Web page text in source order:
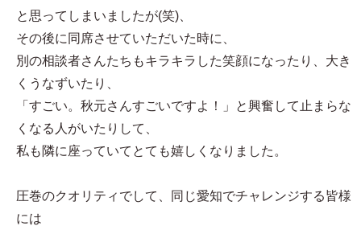
と思ってしまいましたが(笑)、
その後に同席させていただいた時に、
別の相談者さんたちもキラキラした笑顔になったり、大き
くうなずいたり、
「すごい。秋元さんすごいですよ！」と興奮して止まらな
くなる人がいたりして、
私も隣に座っていてとても嬉しくなりました。
圧巻のクオリティでして、同じ愛知でチャレンジする皆様
には